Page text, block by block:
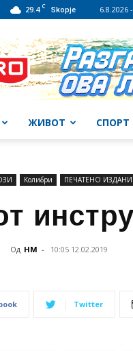
29.4 C Skopje 6.8.2026
ЖИВОТ СПОРТ
Колибри ПЕЧАТЕНО
Од НМ - 10:05 12.02.2019
Twitter